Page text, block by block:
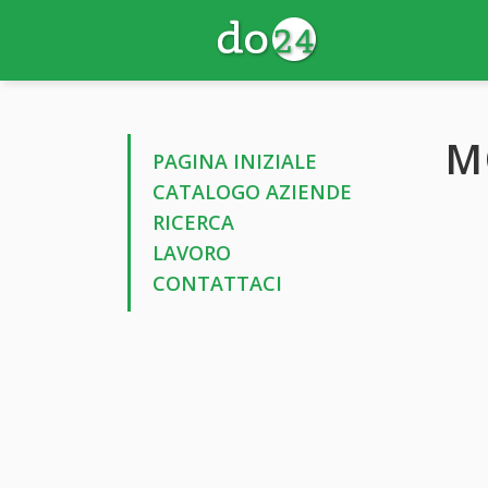
PAGINA INIZIALE
CATALOGO AZIENDE
RICERCA
LAVORO
CONTATTACI